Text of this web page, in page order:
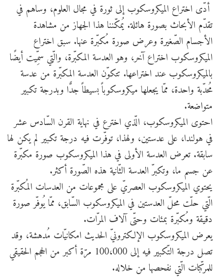
أدّى اختراع الميكروسكوب إلى ثورة في مجال العلوم، وساهم في
تقدّم الأبحاث بصورة هائلة. يُمكّننا هذا الجهاز من مشاهدة
الأجسام الصّغيرة وعرض صورة مُكبّرة عنها. سبق اختراع
الميكروسكوب اختراع آخر، وهو العدسة المكبّرة، والّتي سمِّيت أيضًا
بالميكروسكوب عند اختراعها. تتكوّن العدسة المكبّرة من عدسة
مُحدّبة واحدة، ممّا يجعلها ميكروسكوباً بسيطاً جدًّا وبدرجة تكبير
متواضعة.
احتوى الميكروسكوب، الّذي اخترع في نهاية القرن السّادس عشر
في هولندا، على عدستين، ولهذا، توفّرت فيه درجة تكبير لم يكن لها
سابقة. تعرض العدسة الأولى في هذا الميكروسكوب صورة مكبّرة
عن جسم ما، وتكبرّ العدسة الثّانية هذه الصّورة أكثر.
يحتوي الميكروسكوب العصريّ على مجموعات من العدسات المُكبّرة
الّتي حلّت محلّ العدستين في الميكروسكوب السّابق، ممّا يُوفّر صورة
دقيقة ومُكبّرة بمئات وحتّى آلاف المرّات.
يعرض الميكروسكوب الإلكترونيّ الحديث امكانيّات مُدهشة، وقد
تصل درجة التّكبير فيه إلى 100،000 مرّة أكبر من الحجم الحقيقي
للمركّبات الّتي نفحصها من خلاله.